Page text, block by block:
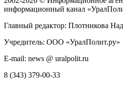
информационный канал
Главный редактор: Плотникова
Учредитель: ООО «УралПолит.ру»
E-mail: news @ uralpolit.ru
8 (343) 379-00-33